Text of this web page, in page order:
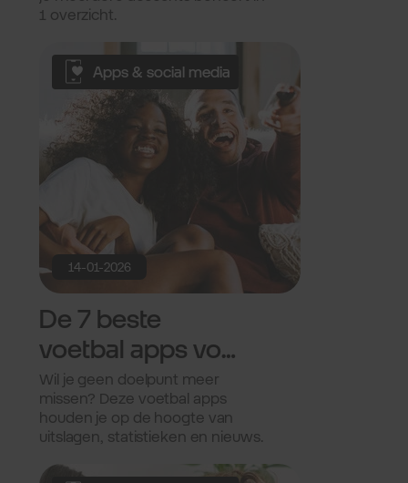
1 overzicht.
Apps & social media
14-01-2026
De 7 beste
voetbal apps voor
2026.
Wil je geen doelpunt meer
missen? Deze voetbal apps
houden je op de hoogte van
uitslagen, statistieken en nieuws.